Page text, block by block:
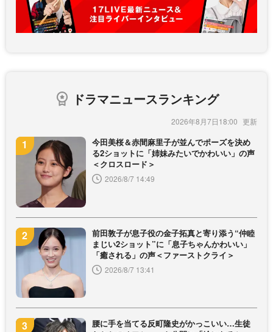
ドラマニュースランキング
2026年8月7日18:00
今田美桜＆赤間麻里子が並んでポーズを決め
る2ショットに「姉妹みたいでかわいい」の声
＜クロスロード＞
2026/8/7 14:49
前田敦子が息子役の金子拓真と寄り添う“仲睦
まじい2ショット”に「息子ちゃんかわいい」
「癒される」の声＜ファーストクライ＞
2026/8/7 13:41
腰に手を当てる反町隆史がかっこいい…生徒